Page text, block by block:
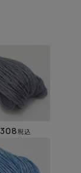
308税込